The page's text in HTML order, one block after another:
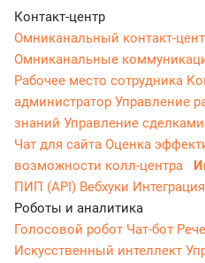
Контакт-центр
Омниканальный контакт-
Омниканальные
Рабочее место сотрудника
администратор Управление
знаний Управление сделками
Чат для сайта Оценка
возможности колл-центра
ПИП (API) Вебхуки
Роботы и аналитика
Голосовой робот Чат-бот
Искусственный интеллект